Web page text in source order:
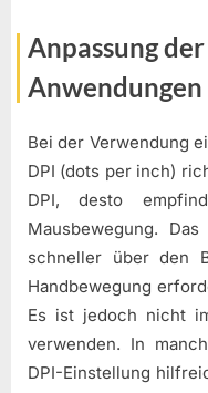
Anpassung
Anwendungen
Bei der Verwendung
DPI (dots per inch)
DPI, desto
Mausbewegung.
schneller über den
Handbewegung
Es ist jedoch nicht
verwenden. In
DPI-Einstellung